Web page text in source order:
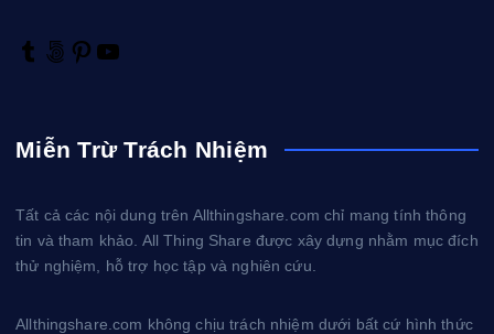
T
l
5
x
P
e
u
Miễn Trừ Trách Nhiệm
Tất cả các nội dung trên Allthingshare.com chỉ mang tính thông
tin và tham khảo. All Thing Share được xây dựng nhằm mục đích
thử nghiệm, hỗ trợ học tập và nghiên cứu.
Allthingshare.com không chịu trách nhiệm dưới bất cứ hình thức